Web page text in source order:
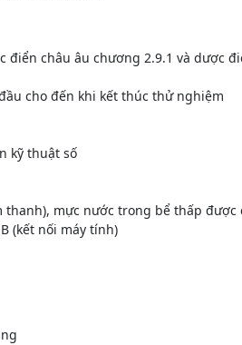
châu âu chương 2.9.1 và dược
cho đến khi kết thúc thử nghiệm
kỹ thuật số
mực nước trong bể thấp
(kết nối máy tính)